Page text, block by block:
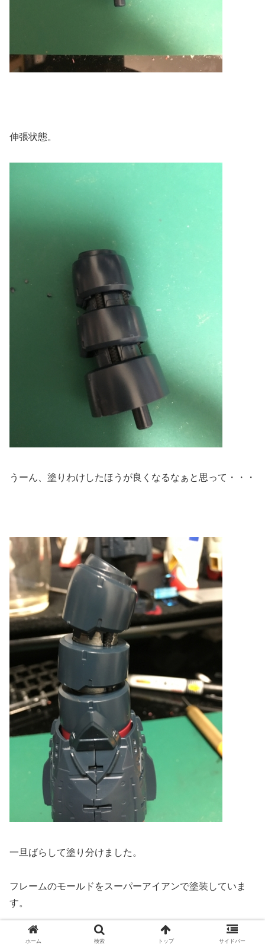
伸張状態。
うーん、塗りわけしたほうが良くなるなぁと思って・・・
一旦ばらして塗り分けました。
フレームのモールドをスーパーアイアンで塗装していま
す。
塗装面がこすれて傷が入りましたが、逆にいい感じなので
ホーム 検索 トップ サイドバー